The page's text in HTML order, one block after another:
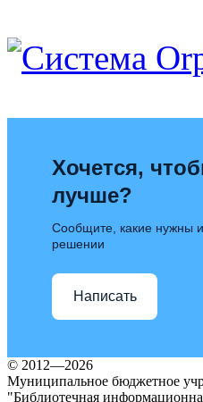
Хочется,
лучше?
Сообщите, какие нужны
решении
Написать
© 2012—2026
Муниципальное бюджетное
"Библиотечная